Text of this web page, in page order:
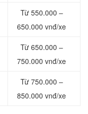
Từ 550.000 –
650.000 vnđ/xe
Từ 650.000 –
750.000 vnđ/xe
Từ 750.000 –
850.000 vnđ/xe